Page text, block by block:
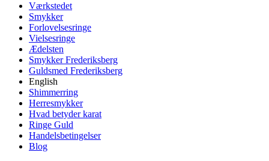
Værkstedet
Smykker
Forlovelsesringe
Vielsesringe
Ædelsten
Smykker Frederiksberg
Guldsmed Frederiksberg
English
Shimmerring
Herresmykker
Hvad betyder karat
Ringe Guld
Handelsbetingelser
Blog